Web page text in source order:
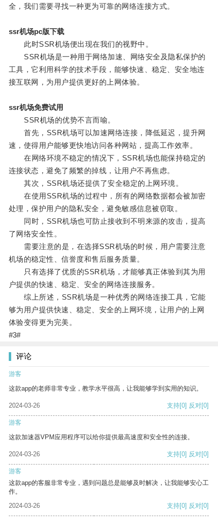
全，我们需要寻找一种更为可靠的网络连接方式。
ssr机场pc版下载
此时SSR机场便出现在我们的视野中。
SSR机场是一种用于网络加速、网络安全及隐私保护的
工具，它利用科学的技术手段，能够快速、稳定、安全地连
接互联网，为用户提供更好的上网体验。
ssr机场免费试用
SSR机场的优势不言而喻。
首先，SSR机场可以加速网络连接，降低延迟，提升网
速，使得用户能够更快地访问各种网站，提高工作效率。
在网络环境不稳定的情况下，SSR机场也能保持稳定的
连接状态，避免了频繁的掉线，让用户不再焦虑。
其次，SSR机场还提供了安全稳定的上网环境。
在使用SSR机场的过程中，所有的网络数据都会被加密
处理，保护用户的隐私安全，避免敏感信息被窃取。
同时，SSR机场也可防止接收到不明来源的攻击，提高
了网络安全性。
需要注意的是，在选择SSR机场的时候，用户需要注意
机场的稳定性、信誉度和售后服务质量。
只有选择了优质的SSR机场，才能够真正体验到其为用
户提供的快速、稳定、安全的网络连接服务。
综上所述，SSR机场是一种优秀的网络连接工具，它能
够为用户提供快速、稳定、安全的上网环境，让用户的上网
体验变得更为完美。
#3#
评论
游客
这款app的老师非常专业，教学水平很高，让我能够学到实用的知识。
2024-03-26 支持[0] 反对[0]
游客
这款加速器VPM应用程序可以给你提供最高速度和安全性的连接。
2024-03-26 支持[0] 反对[0]
游客
这款app的客服非常专业，遇到问题总是能够及时解决，让我能够安心工
作。
2024-03-26
支持[0] 反对[0]